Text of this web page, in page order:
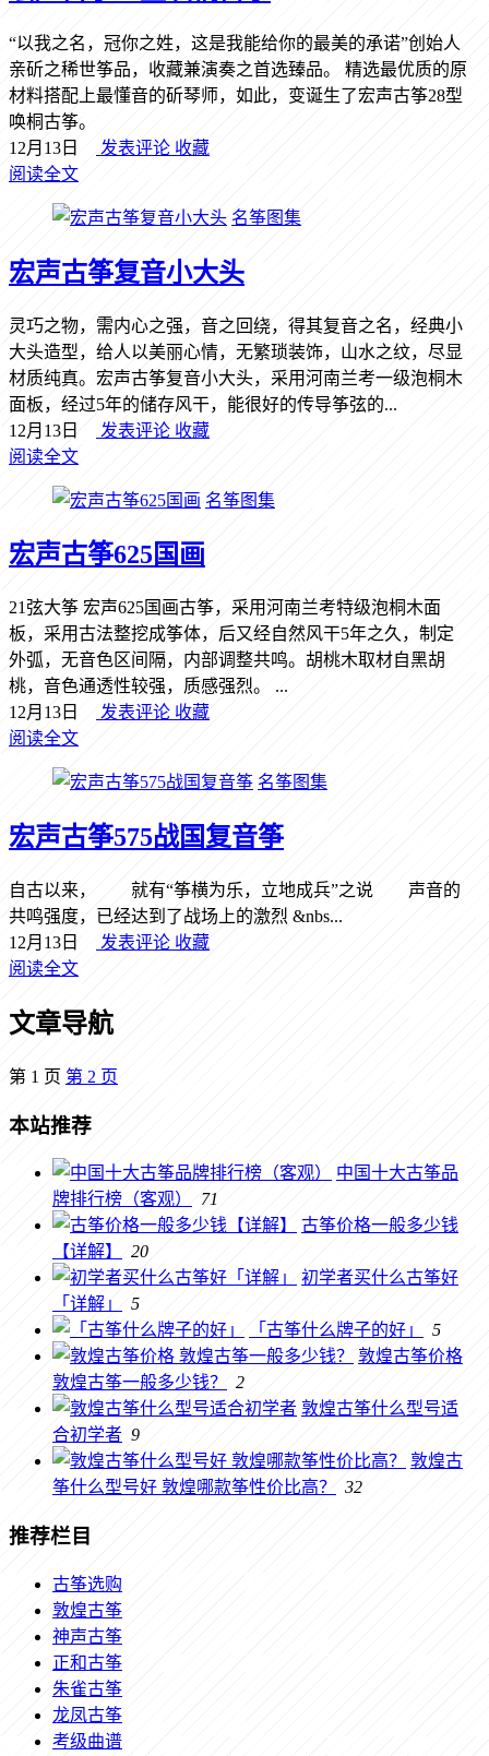
“以我之名，冠你之姓，这是我能给你的最美的承诺”创始人
亲斫之稀世筝品，收藏兼演奏之首选臻品。 精选最优质的原
材料搭配上最懂音的斫琴师，如此，变诞生了宏声古筝28型
唤桐古筝。
12月13日
发表评论 收藏
阅读全文
名筝图集
宏声古筝复音小大头
灵巧之物，需内心之强，音之回绕，得其复音之名，经典小
大头造型，给人以美丽心情，无繁琐装饰，山水之纹，尽显
材质纯真。宏声古筝复音小大头，采用河南兰考一级泡桐木
面板，经过5年的储存风干，能很好的传导筝弦的...
12月13日
发表评论 收藏
阅读全文
名筝图集
宏声古筝625国画
21弦大筝 宏声625国画古筝，采用河南兰考特级泡桐木面
板，采用古法整挖成筝体，后又经自然风干5年之久，制定
外弧，无音色区间隔，内部调整共鸣。胡桃木取材自黑胡
桃，音色通透性较强，质感强烈。 ...
12月13日
发表评论 收藏
阅读全文
名筝图集
宏声古筝575战国复音筝
自古以来， 就有“筝横为乐，立地成兵”之说 声音的
共鸣强度，已经达到了战场上的激烈 &nbs...
12月13日
发表评论 收藏
阅读全文
文章导航
第 1 页 第 2 页
本站推荐
中国十大古筝品
牌排行榜（客观）
71
古筝价格一般多少钱
【详解】
20
初学者买什么古筝好
「详解」
5
「古筝什么牌子的好」
5
敦煌古筝价格
敦煌古筝一般多少钱？
2
敦煌古筝什么型号适
合初学者 9
敦煌古
筝什么型号好 敦煌哪款筝性价比高？
32
推荐栏目
古筝选购
敦煌古筝
神声古筝
正和古筝
朱雀古筝
龙凤古筝
考级曲谱